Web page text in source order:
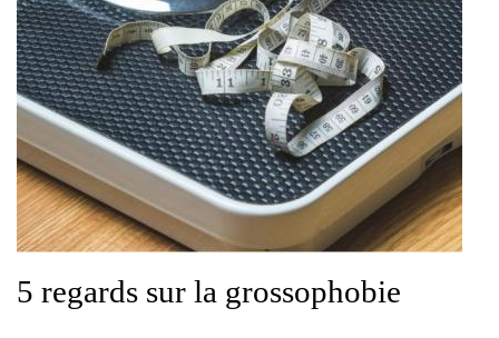
5 regards sur la grossophobie